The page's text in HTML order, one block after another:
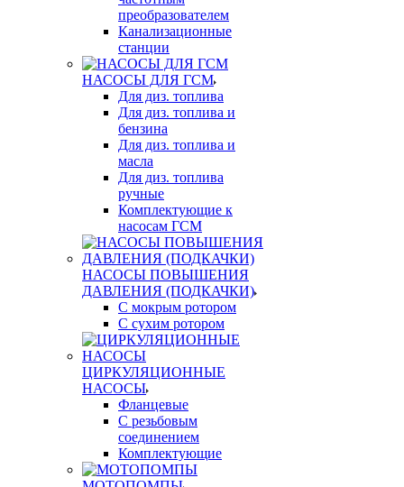
преобразователем
Канализационные
станции
НАСОСЫ ДЛЯ ГСМ
Для диз. топлива
Для диз. топлива и
бензина
Для диз. топлива и
масла
Для диз. топлива
ручные
Комплектующие к
насосам ГСМ
НАСОСЫ ПОВЫШЕНИЯ
ДАВЛЕНИЯ (ПОДКАЧКИ)
С мокрым ротором
С сухим ротором
ЦИРКУЛЯЦИОННЫЕ
НАСОСЫ
Фланцевые
С резьбовым
соединением
Комплектующие